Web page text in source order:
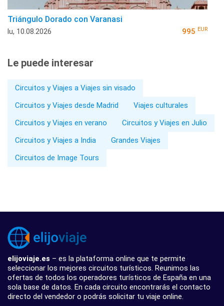
Triángulo Dorado con Varanasi
lu, 10.08.2026 995 EUR
Le puede interesar
Circuitos y Viajes a Viajes sin visado
Circuitos y Viajes desde Madrid
Viajes culturales
Circuitos y Viajes en verano
Circuitos y Viajes en Julio
Circuitos y Viajes a India
Grandes Viajes
Circuitos de Image Tours
elijoviaje.es – es la plataforma online que te permite
seleccionar los mejores circuitos turísticos. Reunimos las
ofertas de todos los operadores turísticos de España en una
sola base de datos. En cada circuito encontrarás el contacto
directo del vendedor o podrás solicitar tu viaje online.